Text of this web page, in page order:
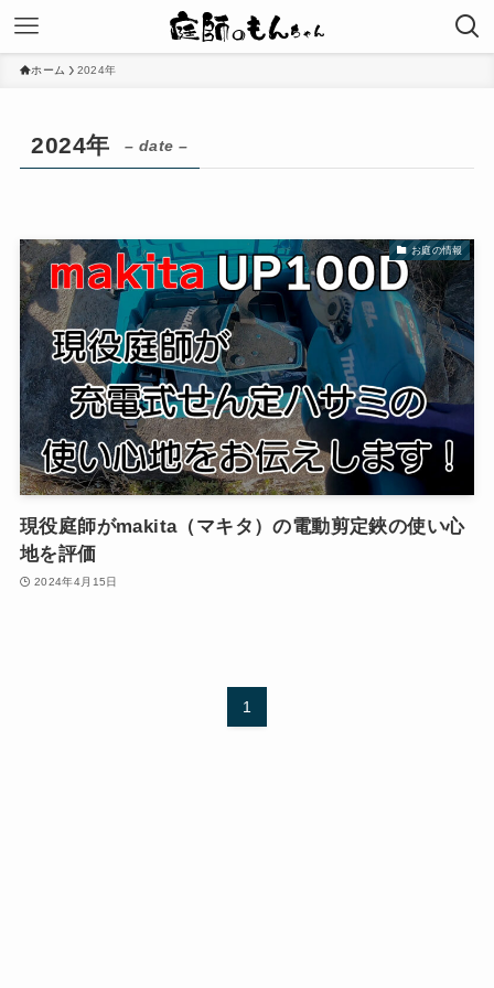
ホーム 2024年
2024年 – date –
お庭の情報
現役庭師がmakita（マキタ）の電動剪定鋏の使い心
地を評価
2024年4月15日
1